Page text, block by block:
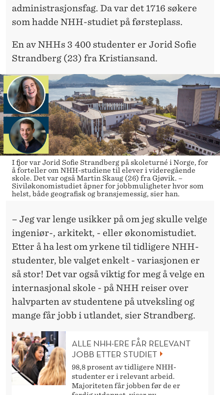
administrasjonsfag. Da var det 1716 søkere
som hadde NHH-studiet på førsteplass.
En av NHHs 3 400 studenter er Jorid Sofie
Strandberg (23) fra Kristiansand.
I fjor var Jorid Sofie Strandberg på skoleturné i Norge, for
å forteller om NHH-studiene til elever i videregående
skole. Det var også Martin Skaug (26) fra Gjøvik. –
Siviløkonomistudiet åpner for jobbmuligheter hvor som
helst, både geografisk og bransjemessig, sier han.
– Jeg var lenge usikker på om jeg skulle velge
ingeniør-, arkitekt, - eller økonomistudiet.
Etter å ha lest om yrkene til tidligere NHH-
studenter, ble valget enkelt - variasjonen er
så stor! Det var også viktig for meg å velge en
internasjonal skole - på NHH reiser over
halvparten av studentene på utveksling og
mange får jobb i utlandet, sier Strandberg.
ALLE NHH-ERE FÅR RELEVANT
JOBB ETTER STUDIET
98,8 prosent av tidligere NHH-
studenter er i relevant arbeid.
Majoriteten får jobben før de er